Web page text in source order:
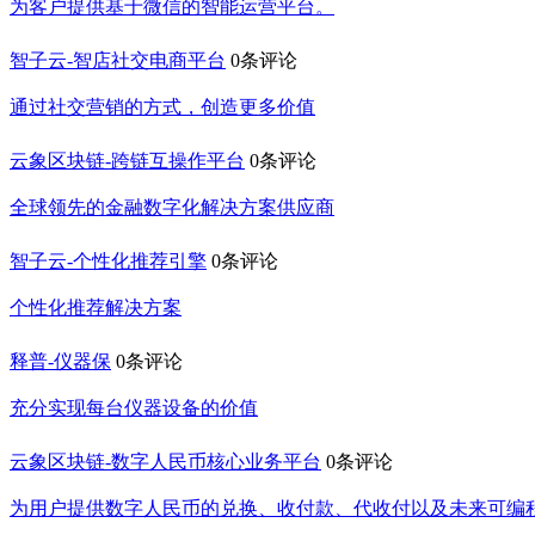
为客户提供基于微信的智能运营平台。
智子云-智店社交电商平台 0条评论
通过社交营销的方式，创造更多价值
云象区块链-跨链互操作平台 0条评论
全球领先的金融数字化解决方案供应商
智子云-个性化推荐引擎 0条评论
个性化推荐解决方案
释普-仪器保 0条评论
充分实现每台仪器设备的价值
云象区块链-数字人民币核心业务平台 0条评论
为用户提供数字人民币的兑换、收付款、代收付以及未来可编